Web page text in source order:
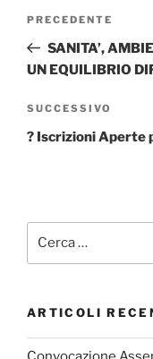
Articolo
precedente:
PRECEDENTE
SANITA’,
UN EQUILIBRIO
Articolo
successivo
SUCCESSIVO
? Iscrizioni Aperte
ARTICOLI